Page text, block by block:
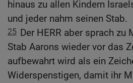
hinaus zu allen Kindern
und jeder nahm seinen Stab.
25 Der HERR aber sprach zu
Stab Aarons wieder vor das
aufbewahrt wird als ein
Widerspenstigen, damit ihr